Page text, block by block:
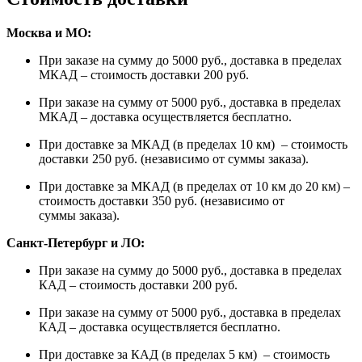
Москва и МО:
При заказе на сумму до 5000 руб., доставка в пределах
МКАД – стоимость доставки 200 руб.
При заказе на сумму от 5000 руб., доставка в пределах
МКАД – доставка осуществляется бесплатно.
При доставке за МКАД (в пределах 10 км) – стоимость
доставки 250 руб. (независимо от суммы заказа).
При доставке за МКАД (в пределах от 10 км до 20 км) –
стоимость доставки 350 руб. (независимо от
суммы заказа).
Санкт-Петербург и ЛО:
При заказе на сумму до 5000 руб., доставка в пределах
КАД – стоимость доставки 200 руб.
При заказе на сумму от 5000 руб., доставка в пределах
КАД – доставка осуществляется бесплатно.
При доставке за КАД (в пределах 5 км) – стоимость